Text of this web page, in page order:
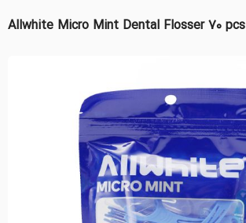
Allwhite Micro Mint Dental Flosser 70 pcs